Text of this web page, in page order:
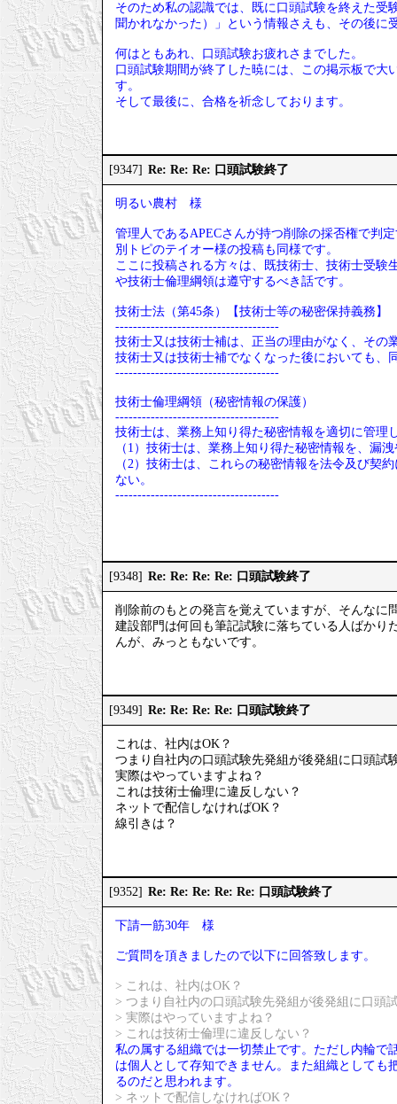
そのため私の認識では、既に口頭試験を終えた
聞かれなかった）」という情報さえも、その後
何はともあれ、口頭試験お疲れさまでした。
口頭試験期間が終了した暁には、この掲示板で
す。
そして最後に、合格を祈念しております。
[9347] Re: Re: Re: 口頭試験終了
明るい農村 様
管理人であるAPECさんが持つ削除の採否権で判
別トピのテイオー様の投稿も同様です。
ここに投稿される方々は、既技術士、技術士受
や技術士倫理綱領は遵守するべき話です。
技術士法（第45条）【技術士等の秘密保持義務】
-------------------------------------
技術士又は技術士補は、正当の理由がなく、その
技術士又は技術士補でなくなった後においても、
-------------------------------------
技術士倫理綱領（秘密情報の保護）
-------------------------------------
技術士は、業務上知り得た秘密情報を適切に管理
（1）技術士は、業務上知り得た秘密情報を、漏
（2）技術士は、これらの秘密情報を法令及び契
ない。
-------------------------------------
[9348] Re: Re: Re: Re: 口頭試験終了
削除前のもとの発言を覚えていますが、そんなに
建設部門は何回も筆記試験に落ちている人ばかり
んが、みっともないです。
[9349] Re: Re: Re: Re: 口頭試験終了
これは、社内はOK？
つまり自社内の口頭試験先発組が後発組に口頭試
実際はやっていますよね？
これは技術士倫理に違反しない？
ネットで配信しなければOK？
線引きは？
[9352] Re: Re: Re: Re: Re: 口頭試験終了
下請一筋30年 様
ご質問を頂きましたので以下に回答致します。
> これは、社内はOK？
> つまり自社内の口頭試験先発組が後発組に口頭
> 実際はやっていますよね？
> これは技術士倫理に違反しない？
私の属する組織では一切禁止です。ただし内輪で
は個人として存知できません。また組織として
るのだと思われます。
> ネットで配信しなければOK？